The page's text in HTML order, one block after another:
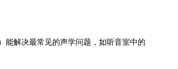
能解决最常见的声学问题，如听音室中的